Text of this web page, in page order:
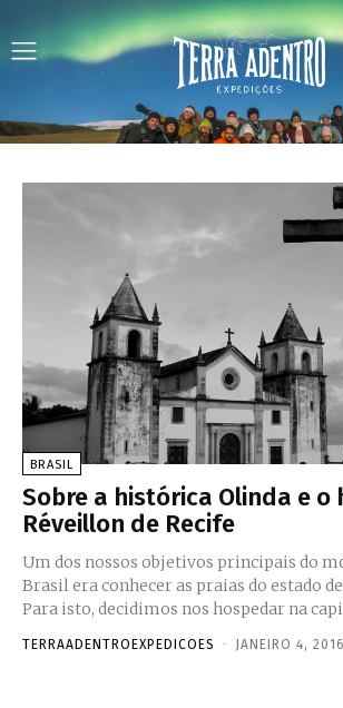
BRASIL
Sobre a histórica Olinda e o
Réveillon de Recife
Um dos nossos objetivos principais do
Brasil era conhecer as praias do estado
Para isto, decidimos nos hospedar na
TERRAADENTROEXPEDICOES - JANEIRO 4, 2016